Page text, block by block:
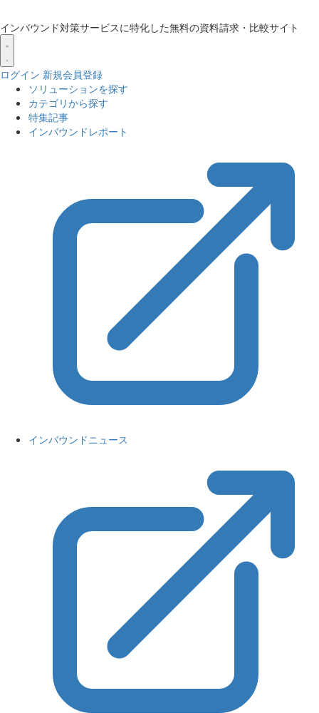
インバウンド対策サービスに特化した無料の資料請求・比較サイト
ログイン 新規会員登録
ソリューションを探す
カテゴリから探す
特集記事
インバウンドレポート
インバウンドニュース